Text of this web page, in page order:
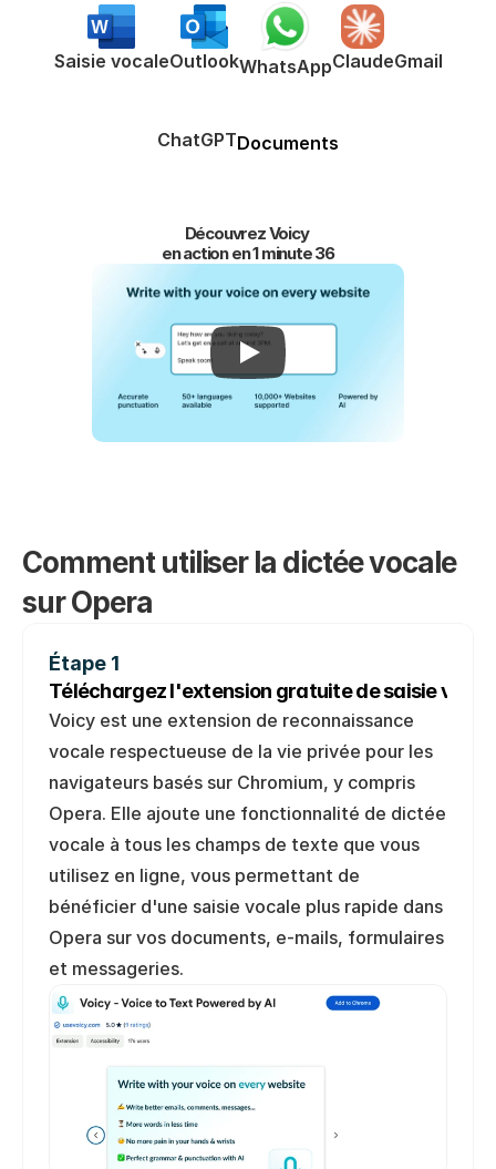
Saisie vocaleOutlookWhatsAppClaude
ChatGPT
Gmail
Documents
Découvrez Voicy
en action en 1 minute 36
Comment utiliser la dictée vocale
sur Opera
Étape 1
Téléchargez l'extension gratuite de saisie
Voicy est une extension de reconnaissance
vocale respectueuse de la vie privée pour les
navigateurs basés sur Chromium, y compris
Opera. Elle ajoute une fonctionnalité de dictée
vocale à tous les champs de texte que vous
utilisez en ligne, vous permettant de
bénéficier d'une saisie vocale plus rapide dans
Opera sur vos documents, e-mails, formulaires
et messageries.